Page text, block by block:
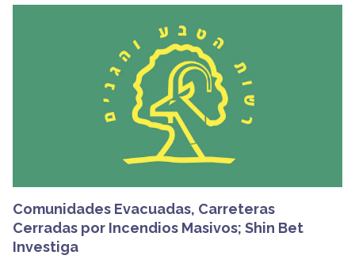
Comunidades Evacuadas, Carreteras
Cerradas por Incendios Masivos; Shin Bet
Investiga